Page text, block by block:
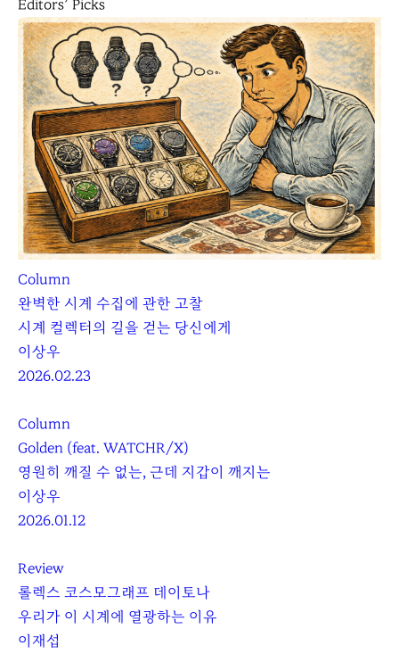
Editors’ Picks
Column
완벽한 시계 수집에 관한 고찰
시계 컬렉터의 길을 걷는 당신에게
이상우
2026.02.23
Column
Golden (feat. WATCHR/X)
영원히 깨질 수 없는, 근데 지갑이 깨지는
이상우
2026.01.12
Review
롤렉스 코스모그래프 데이토나
우리가 이 시계에 열광하는 이유
이재섭